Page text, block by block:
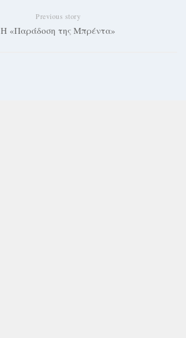
Previous story
Η «Παράδοση της Μπρέντα»